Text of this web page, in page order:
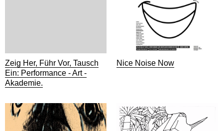
Zeig Her, Führ Vor, Tausch
Ein: Performance - Art -
Akademie.
Nice Noise Now